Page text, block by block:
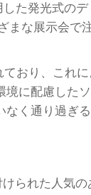
た発光式
まな展示会
ており、これ
に配慮した
く通り過ぎ
られた人